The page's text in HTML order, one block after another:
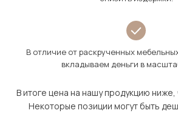
В отличие от раскрученных
вкладываем деньги в
В итоге цена на нашу продукцию ниже,
Некоторые позиции могут быть